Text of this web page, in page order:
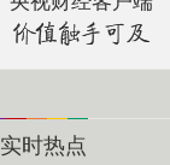
实时热点